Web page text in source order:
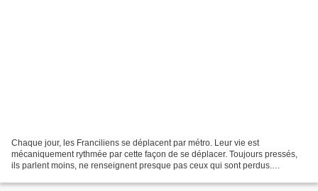
Chaque jour, les Franciliens se déplacent par métro. Leur vie est
mécaniquement rythmée par cette façon de se déplacer. Toujours pressés,
ils parlent moins, ne renseignent presque pas ceux qui sont perdus.